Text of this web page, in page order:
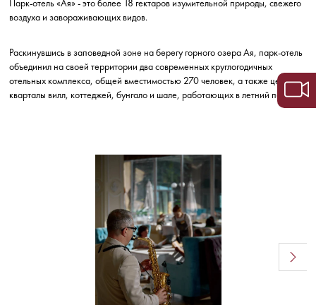
Парк-отель «Ая» - это более 18 гектаров изумительной природы, свежего
воздуха и завораживающих видов.
Раскинувшись в заповедной зоне на берегу горного озера Ая, парк-отель
объединил на своей территории два современных круглогодичных
отельных комплекса, общей вместимостью 270 человек, а также целые
кварталы вилл, коттеджей, бунгало и шале, работающих в летний период.